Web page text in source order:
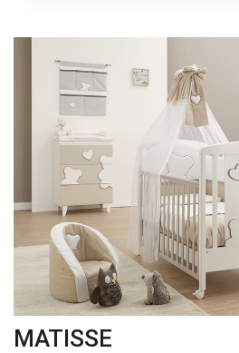
Copyright 2026 BabyMatters
MATISSE